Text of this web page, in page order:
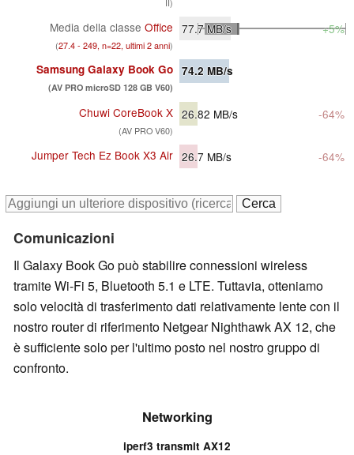
II)
Media della classe Office
(27.4 - 249, n=22, ultimi 2 anni)
77.7MB/s +5%
Samsung Galaxy Book Go
(AV PRO microSD 128 GB V60)
74.2 MB/s
Chuwi CoreBook X
(AV PRO V60)
26.82 MB/s -64%
Jumper Tech Ez Book X3 Air 26.7 MB/s -64%
Comunicazioni
Il Galaxy Book Go può stabilire connessioni wireless
tramite Wi-Fi 5, Bluetooth 5.1 e LTE. Tuttavia, otteniamo
solo velocità di trasferimento dati relativamente lente con il
nostro router di riferimento Netgear Nighthawk AX 12, che
è sufficiente solo per l'ultimo posto nel nostro gruppo di
confronto.
Networking
iperf3 transmit AX12